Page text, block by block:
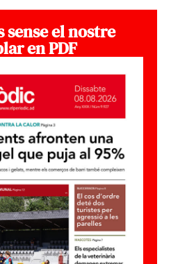
sense el nostre
en PDF